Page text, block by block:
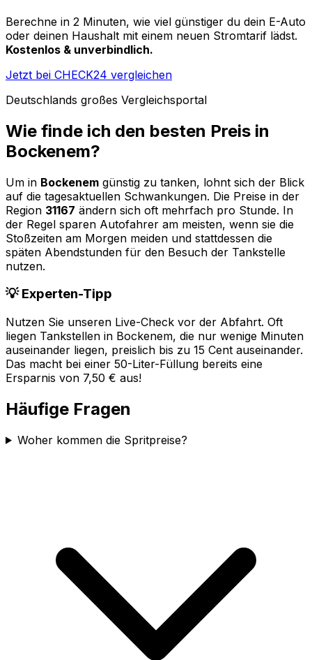
Berechne in 2 Minuten, wie viel günstiger du dein E-Auto
oder deinen Haushalt mit einem neuen Stromtarif lädst.
Kostenlos & unverbindlich.
Jetzt bei CHECK24 vergleichen
Deutschlands großes Vergleichsportal
Wie finde ich den besten Preis in
Bockenem?
Um in Bockenem günstig zu tanken, lohnt sich der Blick
auf die tagesaktuellen Schwankungen. Die Preise in der
Region 31167 ändern sich oft mehrfach pro Stunde. In
der Regel sparen Autofahrer am meisten, wenn sie die
Stoßzeiten am Morgen meiden und stattdessen die
späten Abendstunden für den Besuch der Tankstelle
nutzen.
💡 Experten-Tipp
Nutzen Sie unseren Live-Check vor der Abfahrt. Oft
liegen Tankstellen in Bockenem, die nur wenige Minuten
auseinander liegen, preislich bis zu 15 Cent auseinander.
Das macht bei einer 50-Liter-Füllung bereits eine
Ersparnis von 7,50 € aus!
Häufige Fragen
Woher kommen die Spritpreise?